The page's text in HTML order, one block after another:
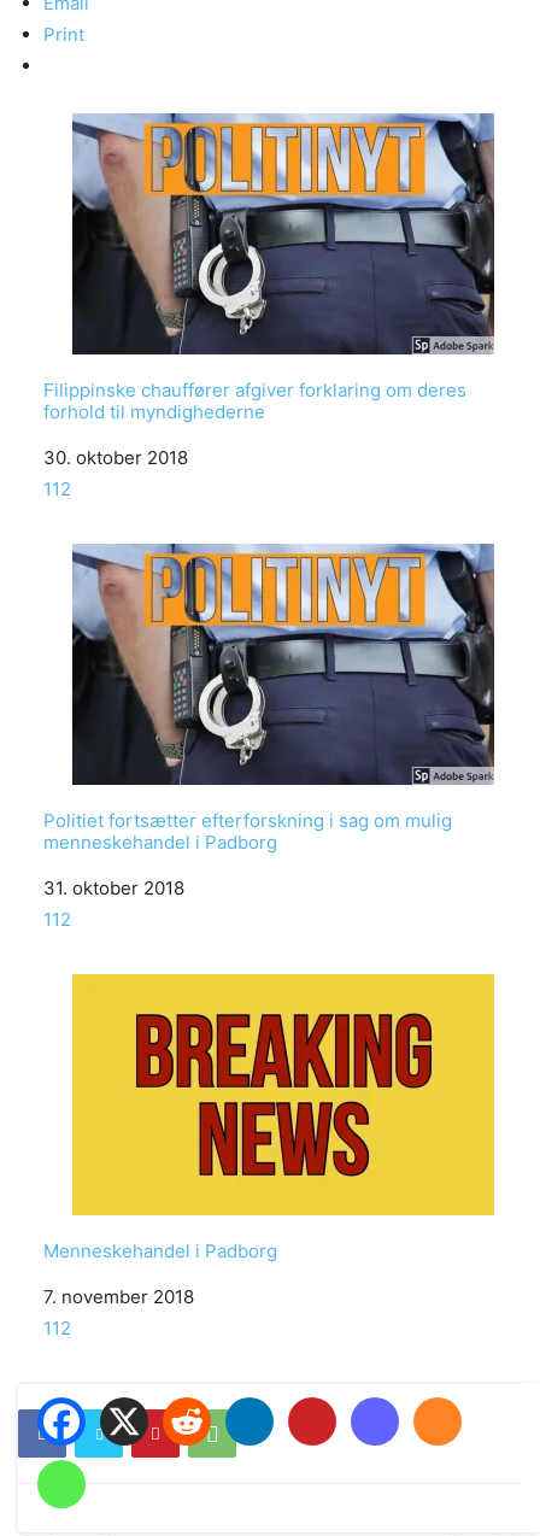
Print
Filippinske chauffører afgiver forklaring om deres
forhold til myndighederne
Date
30. oktober 2018
In relation to
112
Politiet fortsætter efterforskning i sag om mulig
menneskehandel i Padborg
Date
31. oktober 2018
In relation to
112
Menneskehandel i Padborg
Date
7. november 2018
In relation to
112